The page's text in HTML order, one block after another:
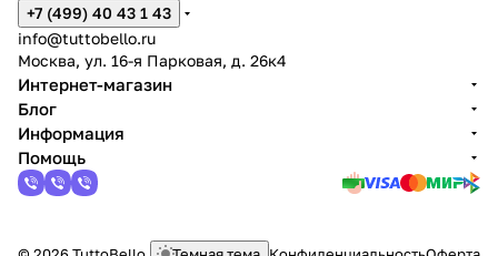
+7 (499) 40 43 1 43
info@tuttobello.ru
Москва, ул. 16-я Парковая, д. 26к4
Интернет-магазин
Блог
Информация
Помощь